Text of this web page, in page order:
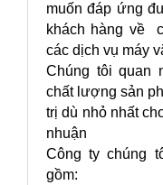
muốn đáp ứng
khách hàng về
các dịch vụ máy
Chúng tôi quan
chất lượng sản
trị dù nhỏ nhất
nhuận
Công ty chúng
gồm: